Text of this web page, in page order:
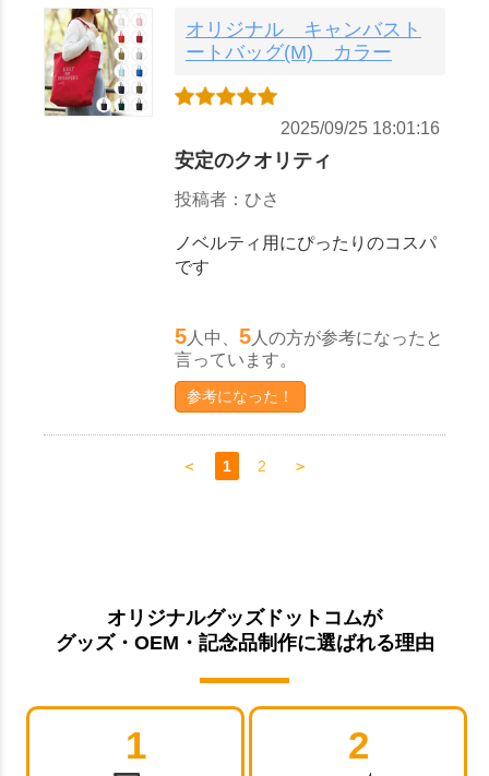
オリジナル キャンバスト
ートバッグ(M) カラー
2025/09/25 18:01:16
安定のクオリティ
投稿者：ひさ
ノベルティ用にぴったりのコスパ
です
5 人中、 5 人の方が参考になったと
言っています。
参考になった！
＜ 1 2 ＞
オリジナルグッズドットコムが
グッズ・OEM・記念品制作に選ばれる理由
1 2